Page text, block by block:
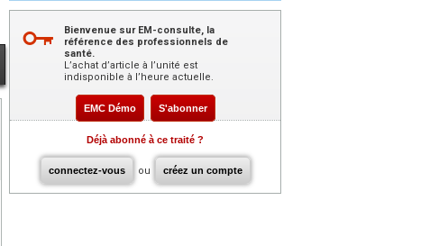
Bienvenue sur EM-consulte, la
référence des professionnels de
santé.
L’achat d’article à l’unité est
indisponible à l’heure actuelle.
EMC Démo S'abonner
Déjà abonné à ce traité ?
connectez-vous ou créez un compte